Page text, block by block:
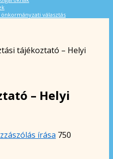
önkormányzati választás
tájékoztató – Helyi
– Helyi
írása 750